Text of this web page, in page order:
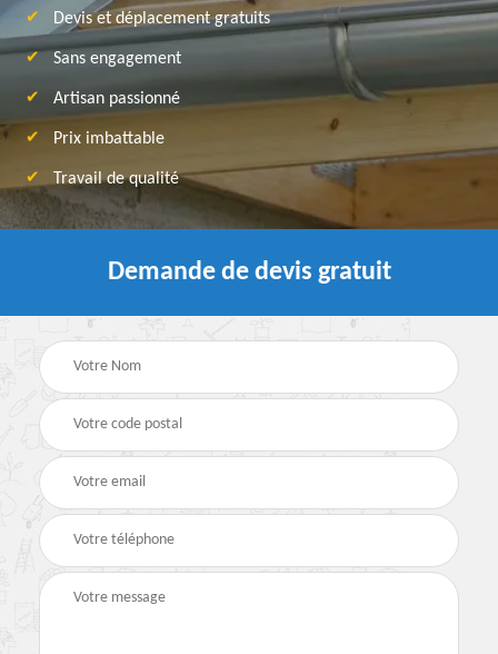
Devis et déplacement gratuits
Sans engagement
Artisan passionné
Prix imbattable
Travail de qualité
Demande de devis gratuit